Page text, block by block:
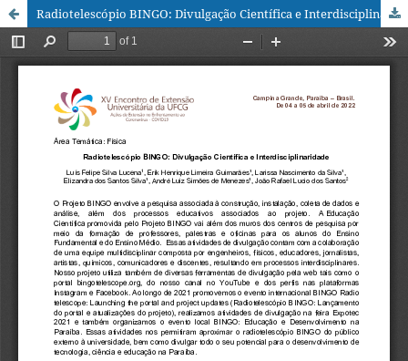
Radiotelescópio BINGO: Divulgação Científica e Interdisciplinaridade